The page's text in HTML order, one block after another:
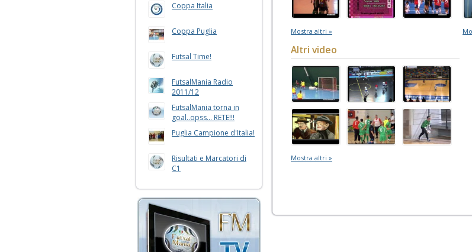
Coppa Italia
Coppa Puglia
Futsal Time!
FutsalMania Radio
2011/12
FutsalMania torna in
goal..opss... RETE!!!
Puglia Campione d'Italia!
Risultati e Marcatori di
C1
Mostra altri »
Altri video
Mostra altri »